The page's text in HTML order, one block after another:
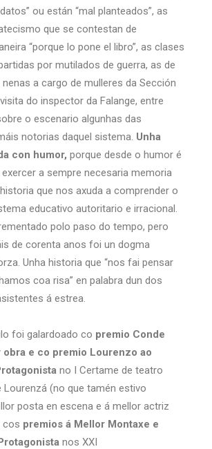
ou están “mal planteados”, as
que se contestan de
“porque lo pone el libro”, as clases
por mutilados de guerra, as de
nenas a cargo de mulleres da Sección
do inspector da Falange, entre
o escenario algunhas das
notorias daquel sistema. Unha
con humor, porque desde o humor é
a sempre necesaria memoria
que nos axuda a comprender o
educativo autoritario e irracional.
polo paso do tempo, pero
de corenta anos foi un dogma
Unha historia que “nos fai pensar
coa risa” en palabra dun dos
á estrea.
foi galardoado co premio Conde
obra e co premio Lourenzo ao
no I Certame de teatro
(no que tamén estivo
posta en escena e á mellor actriz
cos premios á Mellor Montaxe e
nos XXI